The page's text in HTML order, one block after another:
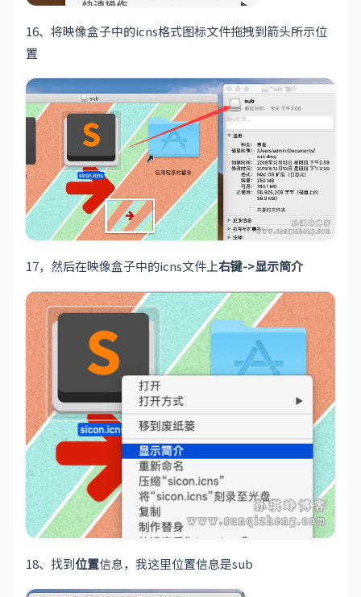
16、将映像盒子中的icns格式图标文件拖拽到箭头所示位
置
17，然后在映像盒子中的icns文件上右键->显示简介
18、找到位置信息，我这里位置信息是sub